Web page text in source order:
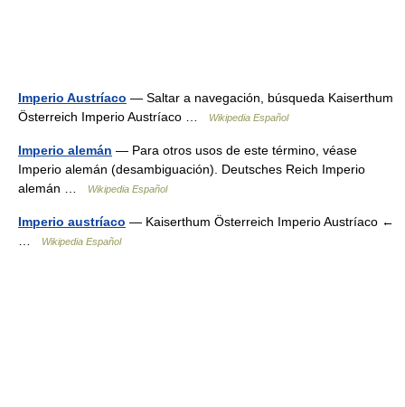
Imperio Austríaco — Saltar a navegación, búsqueda Kaiserthum
Österreich Imperio Austríaco …
Wikipedia Español
Imperio alemán — Para otros usos de este término, véase
Imperio alemán (desambiguación). Deutsches Reich Imperio
alemán …
Wikipedia Español
Imperio austríaco — Kaiserthum Österreich Imperio Austríaco ←
Wikipedia Español